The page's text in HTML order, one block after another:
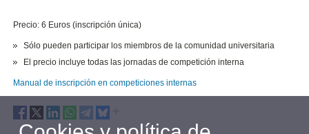
Precio: 6 Euros (inscripción única)
Sólo pueden participar los miembros de la comunidad universitaria
El precio incluye todas las jornadas de competición interna
Manual de inscripción en competiciones internas